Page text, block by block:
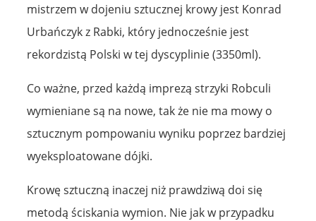
mistrzem w dojeniu sztucznej krowy jest Konrad
Urbańczyk z Rabki, który jednocześnie jest
rekordzistą Polski w tej dyscyplinie (3350ml).
Co ważne, przed każdą imprezą strzyki Robculi
wymieniane są na nowe, tak że nie ma mowy o
sztucznym pompowaniu wyniku poprzez bardziej
wyeksploatowane dójki.
Krowę sztuczną inaczej niż prawdziwą doi się
metodą ściskania wymion. Nie jak w przypadku